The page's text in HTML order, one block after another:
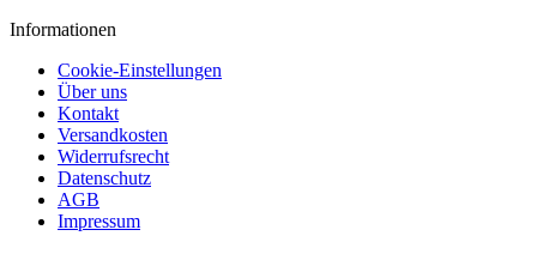
Informationen
Cookie-Einstellungen
Über uns
Kontakt
Versandkosten
Widerrufsrecht
Datenschutz
AGB
Impressum